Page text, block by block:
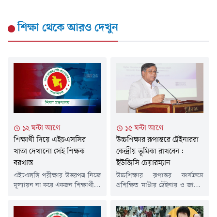
শিক্ষাথেকে আরও দেখুন
১২ ঘন্টা আগে
শিক্ষার্থী দিয়ে এইচএসসির
খাতা দেখানো সেই শিক্ষক
বরখাস্ত
এইচএসসি পরীক্ষার উত্তরপত্র নিজে
মূল্যায়ন না করে একজন শিক্ষার্থীকে
পটুয়াখালীর রাঙ্গাবালী উপজেলার
ছোটবাইশদিয়া বিজনেস
১৫ ঘন্টা আগে
উচ্চশিক্ষার রূপান্তরে ট্রেইনাররা
কেন্দ্রীয় ভূমিকা রাখবেন:
ইউজিসি চেয়ারম্যান
উচ্চশিক্ষার রূপান্তর কার্যক্রমে
প্রশিক্ষিত মাস্টার ট্রেইনার ও জাতীয়
বিশ্ববিদ্যালয় মঞ্জুরী কমিশনের
(ইউজিসি) কর্মপরিকল্পনা বাস্তবায়নে